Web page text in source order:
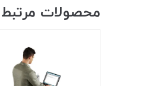
محصولات مرتبط